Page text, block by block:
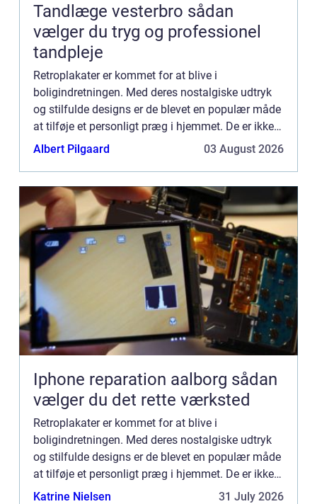
Tandlæge vesterbro sådan
vælger du tryg og professionel
tandpleje
Retroplakater er kommet for at blive i
boligindretningen. Med deres nostalgiske udtryk
og stilfulde designs er de blevet en populær måde
at tilføje et personligt præg i hjemmet. De er ikke
kun en dekoration til væggen, men en form for
Albert Pilgaard 03 August 2026
Iphone reparation aalborg sådan
vælger du det rette værksted
Retroplakater er kommet for at blive i
boligindretningen. Med deres nostalgiske udtryk
og stilfulde designs er de blevet en populær måde
at tilføje et personligt præg i hjemmet. De er ikke
kun en dekoration til væggen, men en form for
Katrine Nielsen 31 July 2026